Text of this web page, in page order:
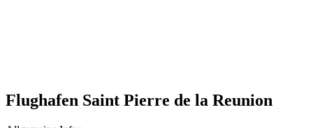
Flughafen Saint Pierre de la Reunion